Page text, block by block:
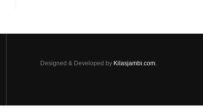
Designed & Developed by Kilasjambi.com.